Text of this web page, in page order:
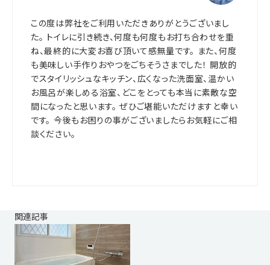
この度は弊社をご利用いただきありがとうございまし
た。 トイレに引き続き、何度も何度もお打ち合わせを重
ね、最終的に大変お喜び頂いて感無量です。 また、何度
も美味しい手作りおやつをごちそうさまでした！ 開放的
でスタイリッシュなキッチン、広くなった洗面室、温かい
お風呂が楽しめる浴室、どこをとっても本当に素敵な空
間になったと思います。 ぜひご堪能いただけますと幸い
です。 今後もお困りの事がございましたらお気軽にご相
談ください。
関連記事